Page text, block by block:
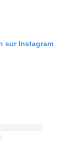
sur Instagram